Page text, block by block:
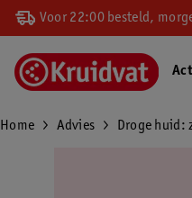
Voor 22:00 besteld,
Home Advies Droge huid: